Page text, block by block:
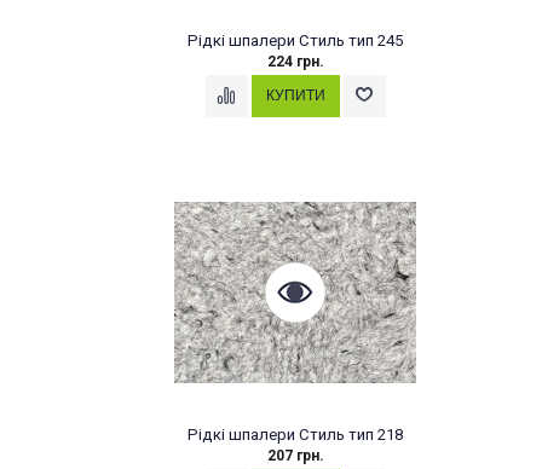
Рідкі шпалери Стиль тип 245
224 грн.
Рідкі шпалери Стиль тип 218
207 грн.